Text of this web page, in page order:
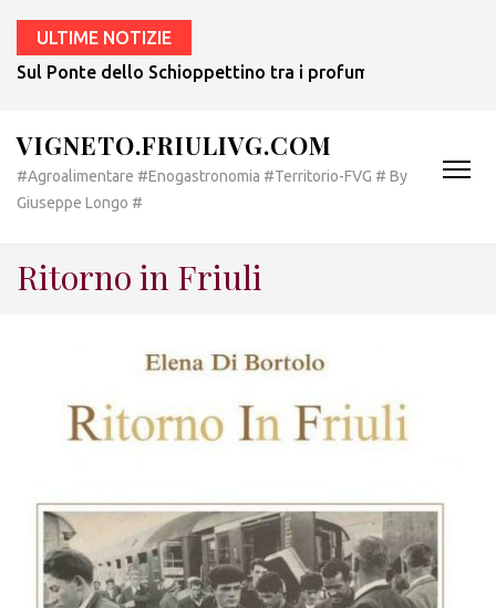
ULTIME NOTIZIE
Sul Ponte dello Schioppettino tra i profumi del nuovo
VIGNETO.FRIULIVG.COM
#Agroalimentare #Enogastronomia #Territorio-FVG # By
Giuseppe Longo #
Ritorno in Friuli